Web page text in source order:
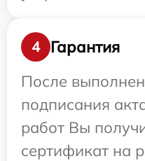
4
Гарантия
После
подписания
работ Вы
сертификат на